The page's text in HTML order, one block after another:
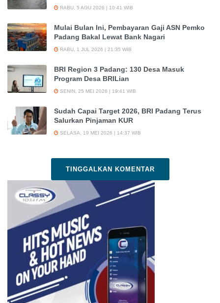
RABU, 5 AGU 2026 | 10:41 WIB
Mulai Bulan Ini, Pembayaran Gaji ASN Pemko
Padang Bakal Lewat Bank Nagari
RABU, 1 JUL 2026 | 21:35 WIB
BRI Region 3 Padang: 130 Desa Masuk
Program Desa BRILian
SENIN, 25 MEI 2026 | 19:41 WIB
Sudah Capai Target 2026, BRI Padang Terus
Salurkan Pinjaman KUR
SELASA, 19 MEI 2026 | 14:37 WIB
TINGGALKAN KOMENTAR